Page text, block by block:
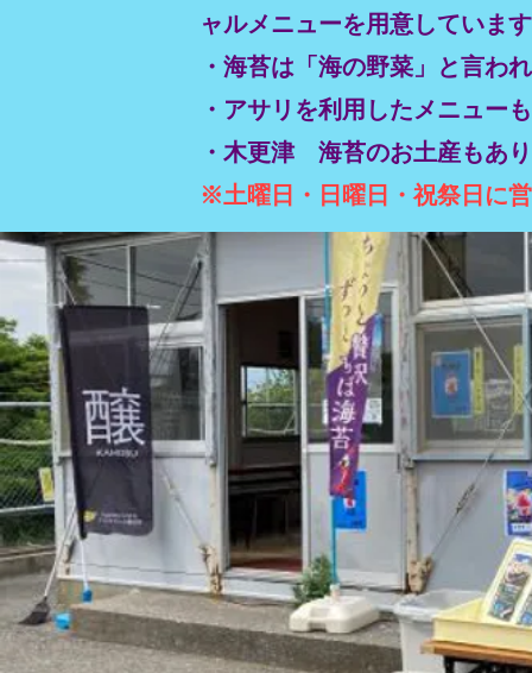
ャルメニューを用意していま
・海苔は「海の野菜」と言わ
・アサリを利用したメニュー
・木更津 海苔のお土産もあ
※土曜日・日曜日・祝祭日に